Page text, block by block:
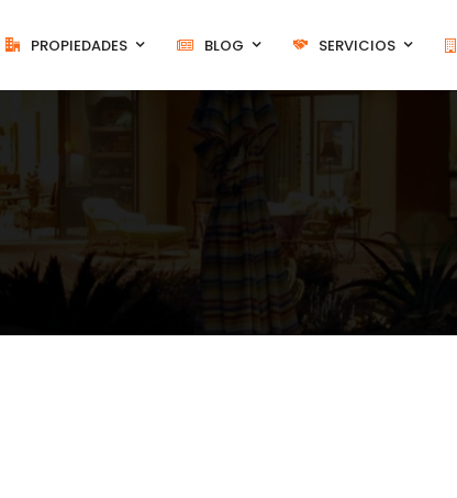
PROPIEDADES BLOG SERVICIOS